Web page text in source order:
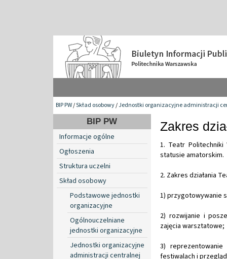
BIP PW/Skład osobowy/Jednostki organizacyjne administracji
BIP PW
Informacje ogólne
Ogłoszenia
Struktura uczelni
Skład osobowy
Podstawowe jednostki
organizacyjne
Ogólnouczelniane
jednostki organizacyjne
Jednostki organizacyjne
administracji centralnej
Zakres
1. Teatr
statusie amatorskim.
2. Zakres działania
1) przygotowywanie
2) rozwijanie i
zajęcia warsztatowe;
3)
festiwalach i